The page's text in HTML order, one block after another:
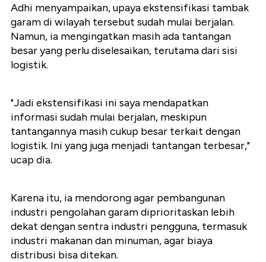
Adhi menyampaikan, upaya ekstensifikasi tambak
garam di wilayah tersebut sudah mulai berjalan.
Namun, ia mengingatkan masih ada tantangan
besar yang perlu diselesaikan, terutama dari sisi
logistik.
"Jadi ekstensifikasi ini saya mendapatkan
informasi sudah mulai berjalan, meskipun
tantangannya masih cukup besar terkait dengan
logistik. Ini yang juga menjadi tantangan terbesar,"
ucap dia.
Karena itu, ia mendorong agar pembangunan
industri pengolahan garam diprioritaskan lebih
dekat dengan sentra industri pengguna, termasuk
industri makanan dan minuman, agar biaya
distribusi bisa ditekan.